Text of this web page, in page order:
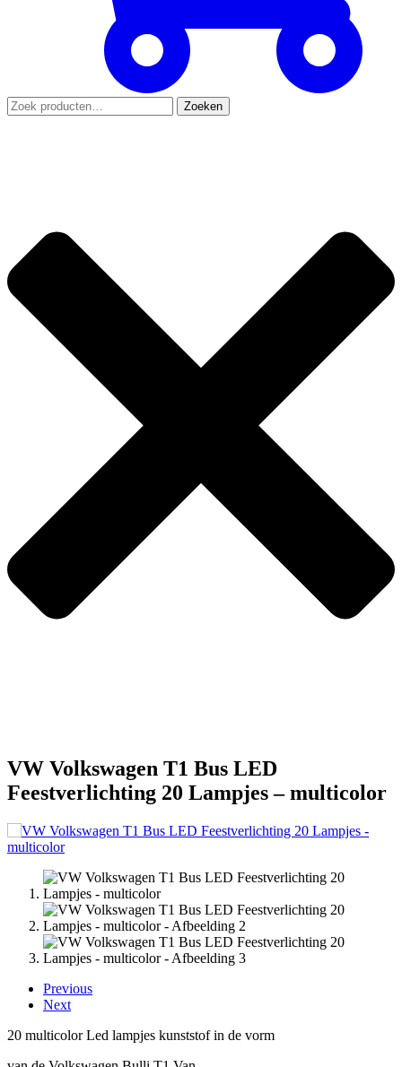
Zoeken
naar:
Zoeken
VW Volkswagen T1 Bus LED
Feestverlichting 20 Lampjes – multicolor
Previous
Next
20 multicolor Led lampjes kunststof in de vorm